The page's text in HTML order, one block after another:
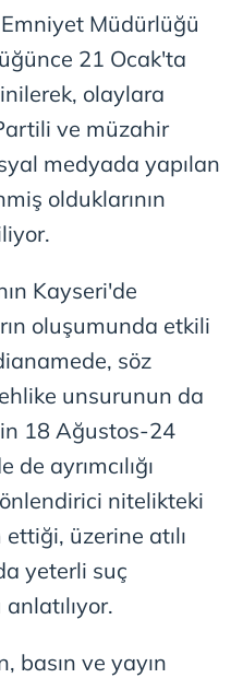
Müdürlüğü
21 Ocak'ta
olaylara
ve müzahir
medyada yapılan
olduklarının
Kayseri'de
oluşumunda etkili
söz
unsurunun da
18 Ağustos-24
ayrımcılığı
nitelikteki
üzerine atılı
yeterli suç
basın ve yayın